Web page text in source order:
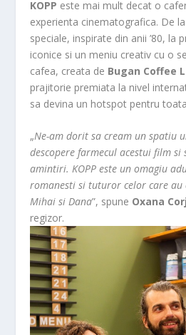
KOPP este mai mult decat o
experienta cinematografica. De
speciale, inspirate din anii ’80, la
iconice si un meniu creativ cu o
cafea, creata de Bugan Coffee
prajitorie premiata la nivel
sa devina un hotspot pentru
„Ne-am dorit sa cream un spatiu
descopere farmecul acestui film
amintiri. KOPP este un omagiu
romanesti si tuturor celor care au
Mihai si Dana”, spune Oxana
regizor.